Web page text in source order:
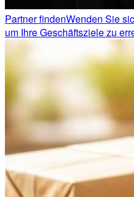
Partner findenWenden Sie
um Ihre Geschäftsziele zu